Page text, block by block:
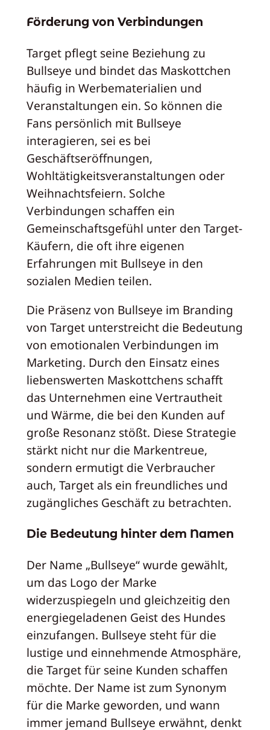
Förderung von Verbindungen
Target pflegt seine Beziehung zu
Bullseye und bindet das Maskottchen
häufig in Werbematerialien und
Veranstaltungen ein. So können die
Fans persönlich mit Bullseye
interagieren, sei es bei
Geschäftseröffnungen,
Wohltätigkeitsveranstaltungen oder
Weihnachtsfeiern. Solche
Verbindungen schaffen ein
Gemeinschaftsgefühl unter den Target-
Käufern, die oft ihre eigenen
Erfahrungen mit Bullseye in den
sozialen Medien teilen.
Die Präsenz von Bullseye im Branding
von Target unterstreicht die Bedeutung
von emotionalen Verbindungen im
Marketing. Durch den Einsatz eines
liebenswerten Maskottchens schafft
das Unternehmen eine Vertrautheit
und Wärme, die bei den Kunden auf
große Resonanz stößt. Diese Strategie
stärkt nicht nur die Markentreue,
sondern ermutigt die Verbraucher
auch, Target als ein freundliches und
zugängliches Geschäft zu betrachten.
Die Bedeutung hinter dem Namen
Der Name „Bullseye“ wurde gewählt,
um das Logo der Marke
widerzuspiegeln und gleichzeitig den
energiegeladenen Geist des Hundes
einzufangen. Bullseye steht für die
lustige und einnehmende Atmosphäre,
die Target für seine Kunden schaffen
möchte. Der Name ist zum Synonym
für die Marke geworden, und wann
immer jemand Bullseye erwähnt, denkt